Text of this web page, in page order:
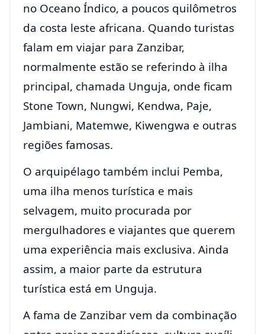
no Oceano Índico, a poucos quilômetros
da costa leste africana. Quando turistas
falam em viajar para Zanzibar,
normalmente estão se referindo à ilha
principal, chamada Unguja, onde ficam
Stone Town, Nungwi, Kendwa, Paje,
Jambiani, Matemwe, Kiwengwa e outras
regiões famosas.
O arquipélago também inclui Pemba,
uma ilha menos turística e mais
selvagem, muito procurada por
mergulhadores e viajantes que querem
uma experiência mais exclusiva. Ainda
assim, a maior parte da estrutura
turística está em Unguja.
A fama de Zanzibar vem da combinação